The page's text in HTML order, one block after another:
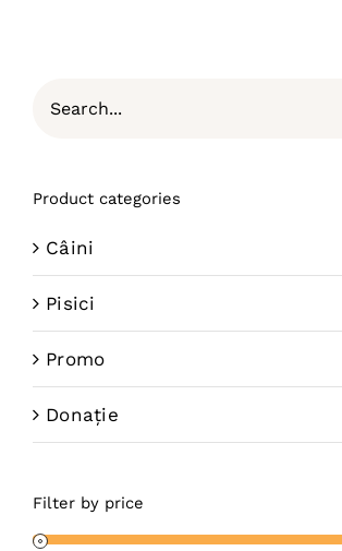
Product categories
Câini
Pisici
Promo
Donație
Filter by price